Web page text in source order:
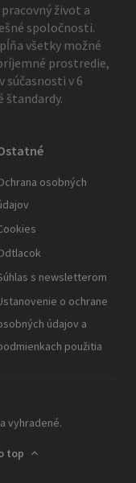
život a
spoločnosti.
všetky možné
prostredie,
v súčasnosti v 6
štandardy.
osobných
s newsletterom
o ochrane
údajov a
použitia
vyhradené.
top